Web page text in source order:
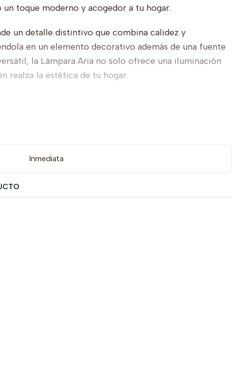
toque moderno y acogedor a tu hogar.
un detalle distintivo que combina calidez y
en un elemento decorativo además de una fuente
la Lámpara Aria no solo ofrece una iluminación
realza la estética de tu hogar.
Inmediata